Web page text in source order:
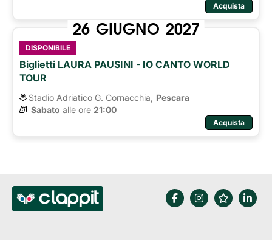
Acquista
26 GIUGNO 2027
DISPONIBILE
Biglietti LAURA PAUSINI - IO CANTO WORLD
TOUR
Stadio Adriatico G. Cornacchia,
Pescara
Sabato alle ore 21:00
Acquista